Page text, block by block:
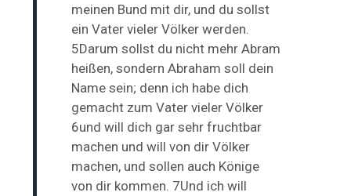
meinen Bund mit dir, und du sollst
ein Vater vieler Völker werden.
5Darum sollst du nicht mehr Abram
heißen, sondern Abraham soll dein
Name sein; denn ich habe dich
gemacht zum Vater vieler Völker
6und will dich gar sehr fruchtbar
machen und will von dir Völker
machen, und sollen auch Könige
von dir kommen. 7Und ich will